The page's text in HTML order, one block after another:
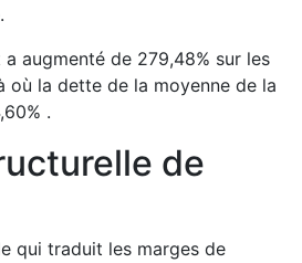
a augmenté de 279,48% sur les
où la dette de la moyenne de la
% .
de
qui traduit les marges de